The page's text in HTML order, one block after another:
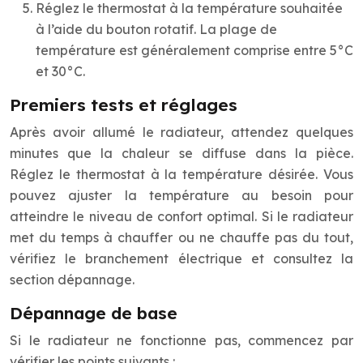
Réglez le thermostat à la température souhaitée
à l’aide du bouton rotatif. La plage de
température est généralement comprise entre 5°C
et 30°C.
Premiers tests et réglages
Après avoir allumé le radiateur, attendez quelques
minutes que la chaleur se diffuse dans la pièce.
Réglez le thermostat à la température désirée. Vous
pouvez ajuster la température au besoin pour
atteindre le niveau de confort optimal. Si le radiateur
met du temps à chauffer ou ne chauffe pas du tout,
vérifiez le branchement électrique et consultez la
section dépannage.
Dépannage de base
Si le radiateur ne fonctionne pas, commencez par